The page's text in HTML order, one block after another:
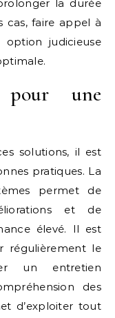
la durée
cas, faire appel à
judicieuse
pour une
solutions, il est
pratiques. La
permet de
et de
élevé. Il est
régulièrement le
un entretien
des
d’exploiter tout